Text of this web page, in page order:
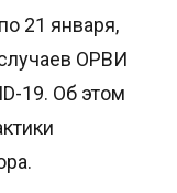
21 января,
ОРВИ
19. Об этом